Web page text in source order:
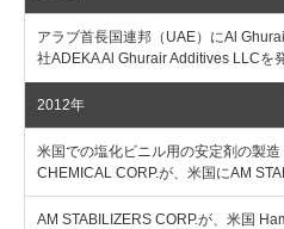
アラブ首長国連邦（UAE）にAl
社ADEKA Al Ghurair Additives LLCを
2012年
米国での塩化ビニル用の安定剤の製
CHEMICAL CORP.が、米国にAM
AM STABILIZERS CORP.が、米国